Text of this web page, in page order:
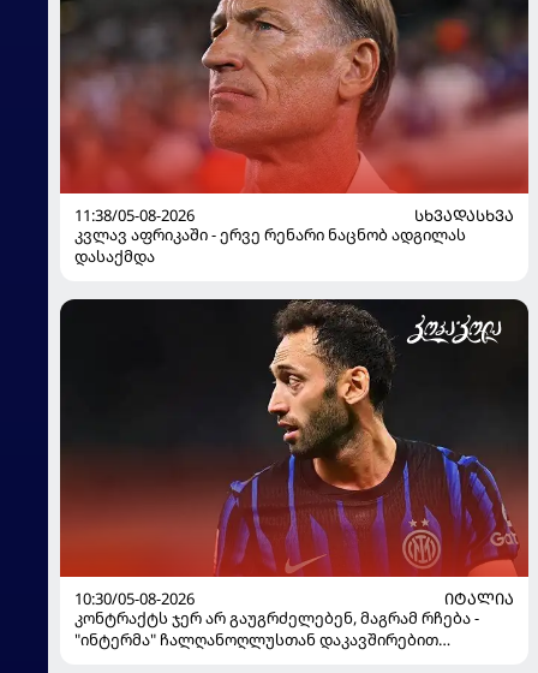
11:38/05-08-2026
ᲡᲮᲕᲐᲓᲐᲡᲮᲕᲐ
კვლავ აფრიკაში - ერვე რენარი ნაცნობ ადგილას
დასაქმდა
10:30/05-08-2026
ᲘᲢᲐᲚᲘᲐ
კონტრაქტს ჯერ არ გაუგრძელებენ, მაგრამ რჩება -
"ინტერმა" ჩალღანოღლუსთან დაკავშირებით